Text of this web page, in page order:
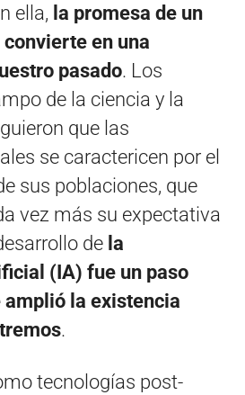
ella, la promesa de un
en una
pasado. Los
de la ciencia y la
que las
se caractericen por el
sus poblaciones, que
vez más su expectativa
de la
(IA) fue un paso
amplió la existencia
.
tecnologías post-